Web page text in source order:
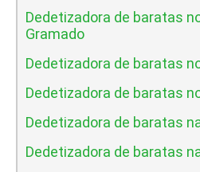
Dedetizadora de baratas
Gramado
Dedetizadora de baratas
Dedetizadora de baratas
Dedetizadora de baratas
Dedetizadora de baratas